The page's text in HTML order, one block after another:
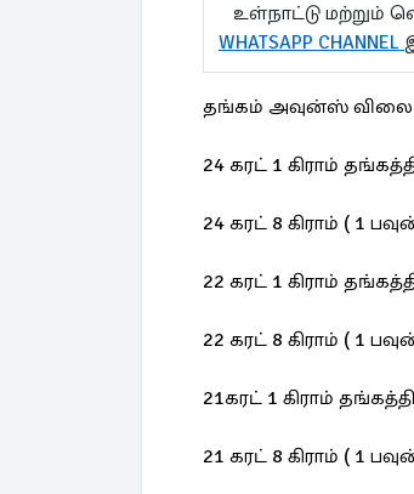
உள்நாட்டு மற்றும்
WHATSAPP CHANNEL
தங்கம் அவுன்ஸ் விலை
24 கரட் 1 கிராம்
24 கரட் 8 கிராம் ( 1
22 கரட் 1 கிராம்
22 கரட் 8 கிராம் ( 1
21கரட் 1 கிராம்
21 கரட் 8 கிராம் ( 1